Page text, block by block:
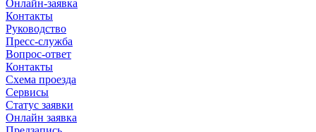
Онлайн-заявка
Контакты
Руководство
Пресс-служба
Вопрос-ответ
Контакты
Схема проезда
Сервисы
Статус заявки
Онлайн заявка